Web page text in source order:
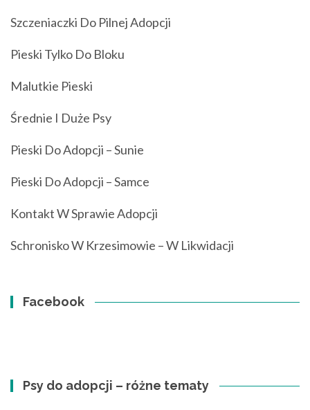
Szczeniaczki Do Pilnej Adopcji
Pieski Tylko Do Bloku
Malutkie Pieski
Średnie I Duże Psy
Pieski Do Adopcji – Sunie
Pieski Do Adopcji – Samce
Kontakt W Sprawie Adopcji
Schronisko W Krzesimowie – W Likwidacji
Facebook
Psy do adopcji – różne tematy